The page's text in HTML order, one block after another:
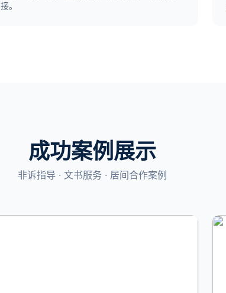
接。
成功案例展示
非诉指导 · 文书服务 · 居间合作案例